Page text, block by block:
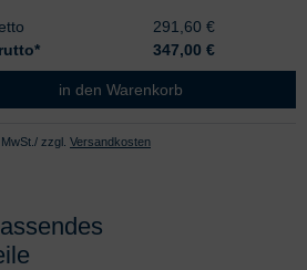
291,60 €
347,00 €
HEINE BETA® 400 LED F.O.
in den Warenkorb
zzgl. Versandkosten